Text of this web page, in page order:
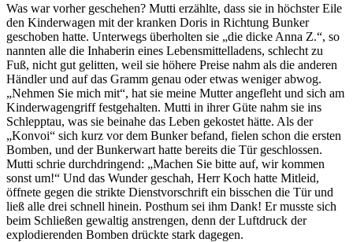
Was war vorher geschehen? Mutti erzählte, dass sie in höchster Eile
den Kinderwagen mit der kranken Doris in Richtung Bunker
geschoben hatte. Unterwegs überholten sie
die dicke Anna Z. , so
nannten alle die Inhaberin eines Lebensmittelladens, schlecht zu
Fuß, nicht gut gelitten, weil sie höhere Preise nahm als die anderen
Händler und auf das Gramm genau oder etwas weniger abwog.
Nehmen Sie mich mit , hat sie meine Mutter angefleht und sich am
Kinderwagengriff festgehalten. Mutti in ihrer Güte nahm sie ins
Schlepptau, was sie beinahe das Leben gekostet hätte. Als der
Konvoi
sich kurz vor dem Bunker befand, fielen schon die ersten
Bomben, und der Bunkerwart hatte bereits die Tür geschlossen.
Mutti schrie durchdringend:
Machen Sie bitte auf, wir kommen
sonst um!
Und das Wunder geschah, Herr Koch hatte Mitleid,
öffnete gegen die strikte Dienstvorschrift ein bisschen die Tür und
ließ alle drei schnell hinein. Posthum sei ihm Dank! Er musste sich
beim Schließen gewaltig anstrengen, denn der Luftdruck der
explodierenden Bomben drückte stark dagegen.